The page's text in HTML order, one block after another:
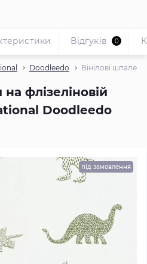
Doodleedo Вінілові
флізеліновій
Doodleedo
Відгуків 0
під замовлення